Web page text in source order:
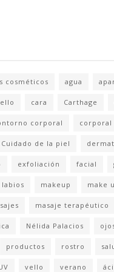
cosméticos agua
cara Carthage
corporal corporal
Cuidado de la piel
exfoliación facial
labios makeup make
masaje terapéutico
Nélida Palacios
productos rostro
vello verano